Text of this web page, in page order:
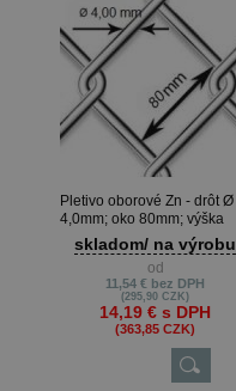
Pletivo oborové Zn - drôt Ø
4,0mm; oko 80mm; výška
200cm
skladom/ na výrobu
od
11,54 € bez DPH
(295,90 CZK)
14,19 € s DPH
(363,85 CZK)